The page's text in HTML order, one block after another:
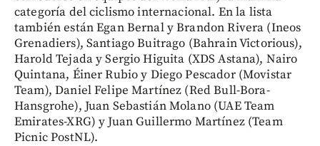
categoría del ciclismo internacional. En la lista
también están Egan Bernal y Brandon Rivera (Ineos
Grenadiers), Santiago Buitrago (Bahrain Victorious),
Harold Tejada y Sergio Higuita (XDS Astana), Nairo
Quintana, Éiner Rubio y Diego Pescador (Movistar
Team), Daniel Felipe Martínez (Red Bull-Bora-
Hansgrohe), Juan Sebastián Molano (UAE Team
Emirates-XRG) y Juan Guillermo Martínez (Team
Picnic PostNL).